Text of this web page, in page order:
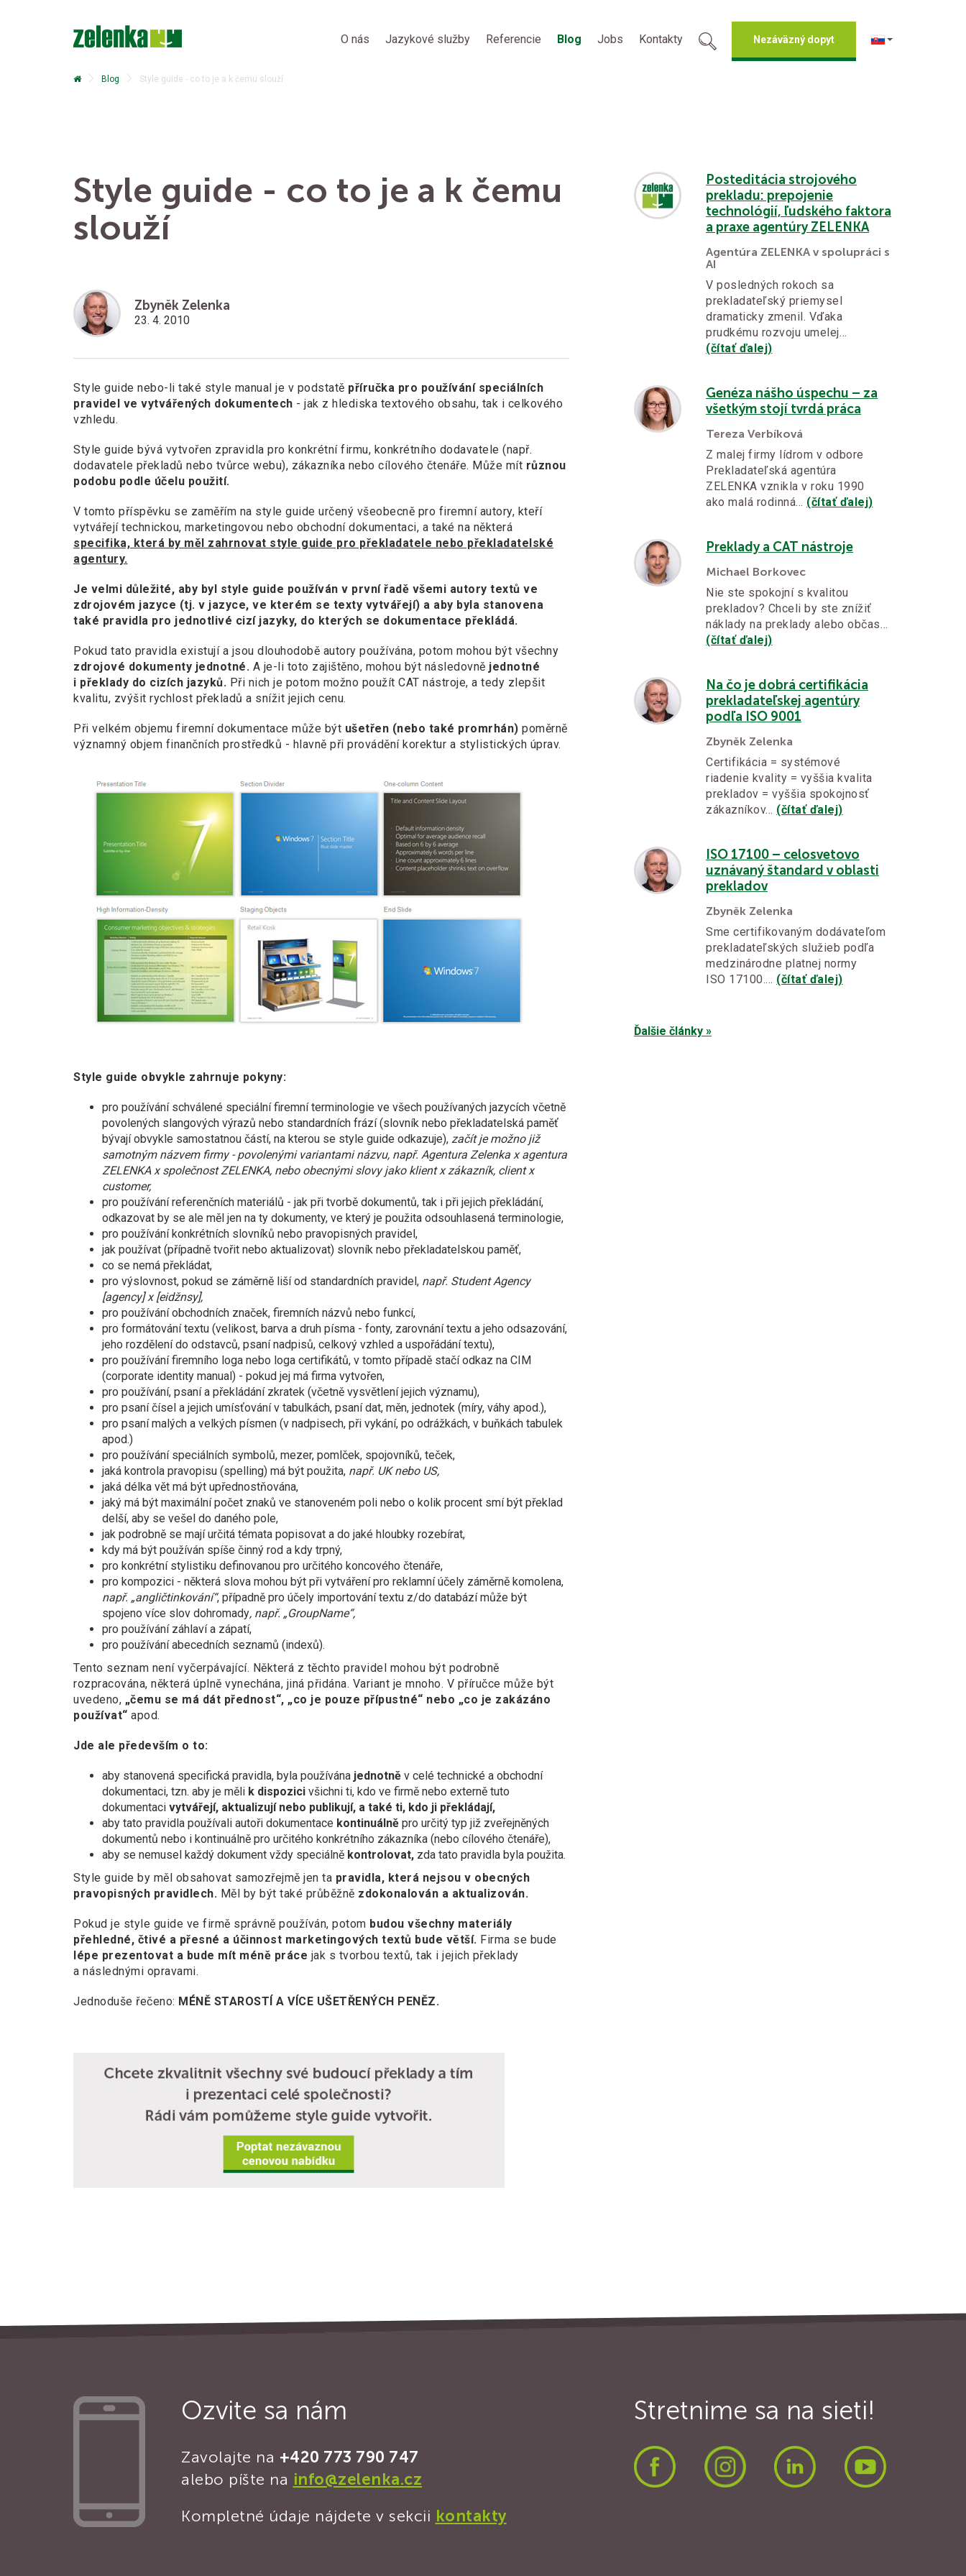
O nás Jazykové služby Referencie Blog Jobs Kontakty Nezáväzný dopyt
Blog Style guide - co to je a k čemu slouží
Style guide - co to je a k čemu
slouží
Zbyněk Zelenka
23. 4. 2010
Style guide nebo-li také style manual je v podstatě příručka pro používání speciálních
pravidel ve vytvářených dokumentech - jak z hlediska textového obsahu, tak i celkového
vzhledu.
Style guide bývá vytvořen zpravidla pro konkrétní firmu, konkrétního dodavatele (např.
dodavatele překladů nebo tvůrce webu), zákazníka nebo cílového čtenáře. Může mít různou
podobu podle účelu použití.
V tomto příspěvku se zaměřím na style guide určený všeobecně pro firemní autory, kteří
vytvářejí technickou, marketingovou nebo obchodní dokumentaci, a také na některá
specifika, která by měl zahrnovat style guide pro překladatele nebo překladatelské
agentury.
Je velmi důležité, aby byl style guide používán v první řadě všemi autory textů ve
zdrojovém jazyce (tj. v jazyce, ve kterém se texty vytvářejí) a aby byla stanovena
také pravidla pro jednotlivé cizí jazyky, do kterých se dokumentace překládá.
Pokud tato pravidla existují a jsou dlouhodobě autory používána, potom mohou být všechny
zdrojové dokumenty jednotné. A je-li toto zajištěno, mohou být následovně jednotné
i překlady do cizích jazyků. Při nich je potom možno použít CAT nástroje, a tedy zlepšit
kvalitu, zvýšit rychlost překladů a snížit jejich cenu.
Při velkém objemu firemní dokumentace může být ušetřen (nebo také promrhán) poměrně
významný objem finančních prostředků - hlavně při provádění korektur a stylistických úprav.
Style guide obvykle zahrnuje pokyny:
pro používání schválené speciální firemní terminologie ve všech používaných jazycích včetně
povolených slangových výrazů nebo standardních frází (slovník nebo překladatelská paměť
bývají obvykle samostatnou částí, na kterou se style guide odkazuje), začít je možno již
samotným názvem firmy - povolenými variantami názvu, např. Agentura Zelenka x agentura
ZELENKA x společnost ZELENKA, nebo obecnými slovy jako klient x zákazník, client x
customer,
pro používání referenčních materiálů - jak při tvorbě dokumentů, tak i při jejich překládání,
odkazovat by se ale měl jen na ty dokumenty, ve který je použita odsouhlasená terminologie,
pro používání konkrétních slovníků nebo pravopisných pravidel,
jak používat (případně tvořit nebo aktualizovat) slovník nebo překladatelskou paměť,
co se nemá překládat,
pro výslovnost, pokud se záměrně liší od standardních pravidel, např. Student Agency
[agency] x [eidžnsy],
pro používání obchodních značek, firemních názvů nebo funkcí,
pro formátování textu (velikost, barva a druh písma - fonty, zarovnání textu a jeho odsazování,
jeho rozdělení do odstavců, psaní nadpisů, celkový vzhled a uspořádání textu),
pro používání firemního loga nebo loga certifikátů, v tomto případě stačí odkaz na CIM
(corporate identity manual) - pokud jej má firma vytvořen,
pro používání, psaní a překládání zkratek (včetně vysvětlení jejich významu),
pro psaní čísel a jejich umísťování v tabulkách, psaní dat, měn, jednotek (míry, váhy apod.),
pro psaní malých a velkých písmen (v nadpisech, při vykání, po odrážkách, v buňkách tabulek
apod.)
pro používání speciálních symbolů, mezer, pomlček, spojovníků, teček,
jaká kontrola pravopisu (spelling) má být použita, např. UK nebo US,
jaká délka vět má být upřednostňována,
jaký má být maximální počet znaků ve stanoveném poli nebo o kolik procent smí být překlad
delší, aby se vešel do daného pole,
jak podrobně se mají určitá témata popisovat a do jaké hloubky rozebírat,
kdy má být používán spíše činný rod a kdy trpný,
pro konkrétní stylistiku definovanou pro určitého koncového čtenáře,
pro kompozici - některá slova mohou být při vytváření pro reklamní účely záměrně komolena,
např. „angličtinkování“, případně pro účely importování textu z/do databází může být
spojeno více slov dohromady, např. „GroupName“,
pro používání záhlaví a zápatí,
pro používání abecedních seznamů (indexů).
Tento seznam není vyčerpávající. Některá z těchto pravidel mohou být podrobně
rozpracována, některá úplně vynechána, jiná přidána. Variant je mnoho. V příručce může být
uvedeno, „čemu se má dát přednost“, „co je pouze přípustné“ nebo „co je zakázáno
používat“ apod.
Jde ale především o to:
aby stanovená specifická pravidla, byla používána jednotně v celé technické a obchodní
dokumentaci, tzn. aby je měli k dispozici všichni ti, kdo ve firmě nebo externě tuto
dokumentaci vytvářejí, aktualizují nebo publikují, a také ti, kdo ji překládají,
aby tato pravidla používali autoři dokumentace kontinuálně pro určitý typ již zveřejněných
dokumentů nebo i kontinuálně pro určitého konkrétního zákazníka (nebo cílového čtenáře),
aby se nemusel každý dokument vždy speciálně kontrolovat, zda tato pravidla byla použita.
Style guide by měl obsahovat samozřejmě jen ta pravidla, která nejsou v obecných
pravopisných pravidlech. Měl by být také průběžně zdokonalován a aktualizován.
Pokud je style guide ve firmě správně používán, potom budou všechny materiály
přehledné, čtivé a přesné a účinnost marketingových textů bude větší. Firma se bude
lépe prezentovat a bude mít méně práce jak s tvorbou textů, tak i jejich překlady
a následnými opravami.
Jednoduše řečeno: MÉNĚ STAROSTÍ A VÍCE UŠETŘENÝCH PENĚZ.
Posteditácia strojového
prekladu: prepojenie
technológií, ľudského faktora
a praxe agentúry ZELENKA
Agentúra ZELENKA v spolupráci s
AI
V posledných rokoch sa
prekladateľský priemysel
dramaticky zmenil. Vďaka
prudkému rozvoju umelej…
(čítať ďalej)
Genéza nášho úspechu – za
všetkým stojí tvrdá práca
Tereza Verbíková
Z malej firmy lídrom v odbore
Prekladateľská agentúra
ZELENKA vznikla v roku 1990
ako malá rodinná… (čítať ďalej)
Preklady a CAT nástroje
Michael Borkovec
Nie ste spokojní s kvalitou
prekladov? Chceli by ste znížiť
náklady na preklady alebo občas…
(čítať ďalej)
Na čo je dobrá certifikácia
prekladateľskej agentúry
podľa ISO 9001
Zbyněk Zelenka
Certifikácia = systémové
riadenie kvality = vyššia kvalita
prekladov = vyššia spokojnosť
zákazníkov… (čítať ďalej)
ISO 17100 – celosvetovo
uznávaný štandard v oblasti
prekladov
Zbyněk Zelenka
Sme certifikovaným dodávateľom
prekladateľských služieb podľa
medzinárodne platnej normy
ISO 17100.… (čítať ďalej)
Ďalšie články »
Ozvite sa nám
Zavolajte na +420 773 790 747
alebo píšte na info@zelenka.cz
Kompletné údaje nájdete v sekcii kontakty
Stretnime sa na sieti!